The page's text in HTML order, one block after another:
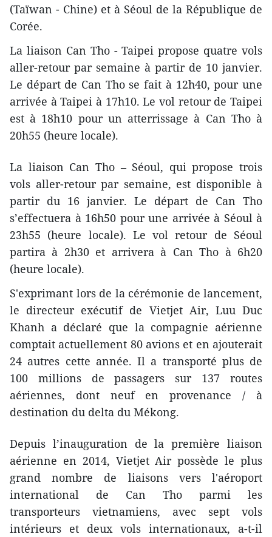
(Taïwan - Chine) et à Séoul de la République de
Corée.
La liaison Can Tho - Taipei propose quatre vols
aller-retour par semaine à partir de 10 janvier.
Le départ de Can Tho se fait à 12h40, pour une
arrivée à Taipei à 17h10. Le vol retour de Taipei
est à 18h10 pour un atterrissage à Can Tho à
20h55 (heure locale).
La liaison Can Tho – Séoul, qui propose trois
vols aller-retour par semaine, est disponible à
partir du 16 janvier. Le départ de Can Tho
s’effectuera à 16h50 pour une arrivée à Séoul à
23h55 (heure locale). Le vol retour de Séoul
partira à 2h30 et arrivera à Can Tho à 6h20
(heure locale).
S'exprimant lors de la cérémonie de lancement,
le directeur exécutif de Vietjet Air, Luu Duc
Khanh a déclaré que la compagnie aérienne
comptait actuellement 80 avions et en ajouterait
24 autres cette année. Il a transporté plus de
100 millions de passagers sur 137 routes
aériennes, dont neuf en provenance / à
destination du delta du Mékong.
Depuis l’inauguration de la première liaison
aérienne en 2014, Vietjet Air possède le plus
grand nombre de liaisons vers l'aéroport
international de Can Tho parmi les
transporteurs vietnamiens, avec sept vols
intérieurs et deux vols internationaux, a-t-il